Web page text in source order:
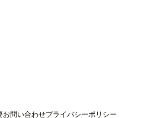
お問い合わせプライバシーポリシー